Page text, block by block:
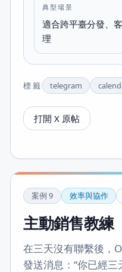
典型場景
適合跨平臺分發、
理
標籤 telegram
打開 X 原帖
案例 9 效率與協作
主動銷售教練
在三天沒有聯繫後，
發送消息：“你已經